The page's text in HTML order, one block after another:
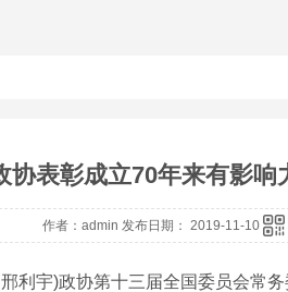
协表彰成立70年来有影响
作者：admin 发布日期： 2019-11-10
宇)政协第十三届全国委员会常务